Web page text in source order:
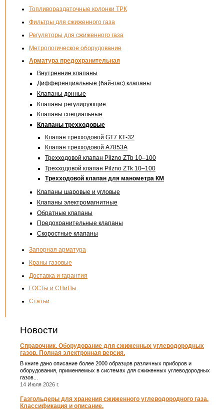
Топливораздаточные колонки ТРК
Фильтры для сжиженного газа
Регуляторы для сжиженного газа
Метрологическое оборудование
Арматура предохранительная
Внутренние клапаны
Дифференциальные (бай-пас) клапаны
Клапаны донные
Клапаны регулирующие
Клапаны специальные
Клапаны трехходовые
Клапан трехходовой GT7 КТ-32
Клапан трехходовой А7853А
Трехходовой клапан Pilzno ZTb 10–100
Трехходовой клапан Pilzno ZTk 10–100
Трехходовой клапан для манометра КМ
Клапаны шаровые и угловые
Клапаны электромагнитные
Обратные клапаны
Предохранительные клапаны
Скоростные клапаны
Запорная арматура
Краны газовые
Доставка и гарантия
ГОСТы и СНиПы
Статьи
Новости
Справочник. Оборудование для сжиженных углеводородных
газов. Полная электронная версия.
В книге дано описание более 2000 образцов различных приборов и
оборудования, применяемых в системах для сжиженных углеводородных
газов...
14 Июля 2026 г.
Газгольдеры для хранения сжиженного углеводородного газа.
Классификация и описание.